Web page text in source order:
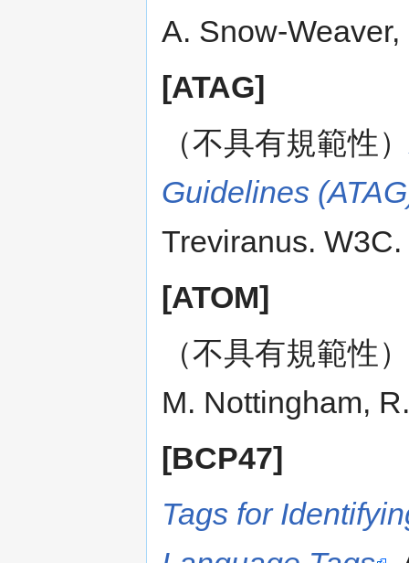
A. Snow-
[ATAG]
（不具有規範性）
Guidelines
Treviranus. W3C.
[ATOM]
（不具有規範性）
M. Nottingham,
[BCP47]
Tags for